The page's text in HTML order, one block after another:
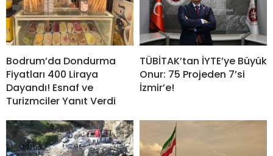
Bodrum’da Dondurma
Fiyatları 400 Liraya
Dayandı! Esnaf ve
Turizmciler Yanıt Verdi
TÜBİTAK’tan İYTE’ye Büyük
Onur: 75 Projeden 7’si
İzmir’e!